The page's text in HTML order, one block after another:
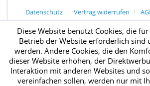
Datenschutz
Vertrag widerrufen
Diese Website benutzt Cookies, die
Betrieb der Website erforderlich sind
werden. Andere Cookies, die den
dieser Website erhöhen, der
Interaktion mit anderen Websites und
vereinfachen sollen, werden nur mit